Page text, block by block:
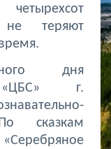
не теряют
дня
г.
сказкам